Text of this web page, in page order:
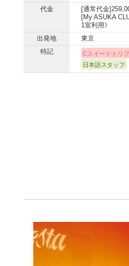
代金
[通常代金
[My ASUKA
1室利用》
出発地
東京
特記
Cスイートトリ
日本語スタッフ